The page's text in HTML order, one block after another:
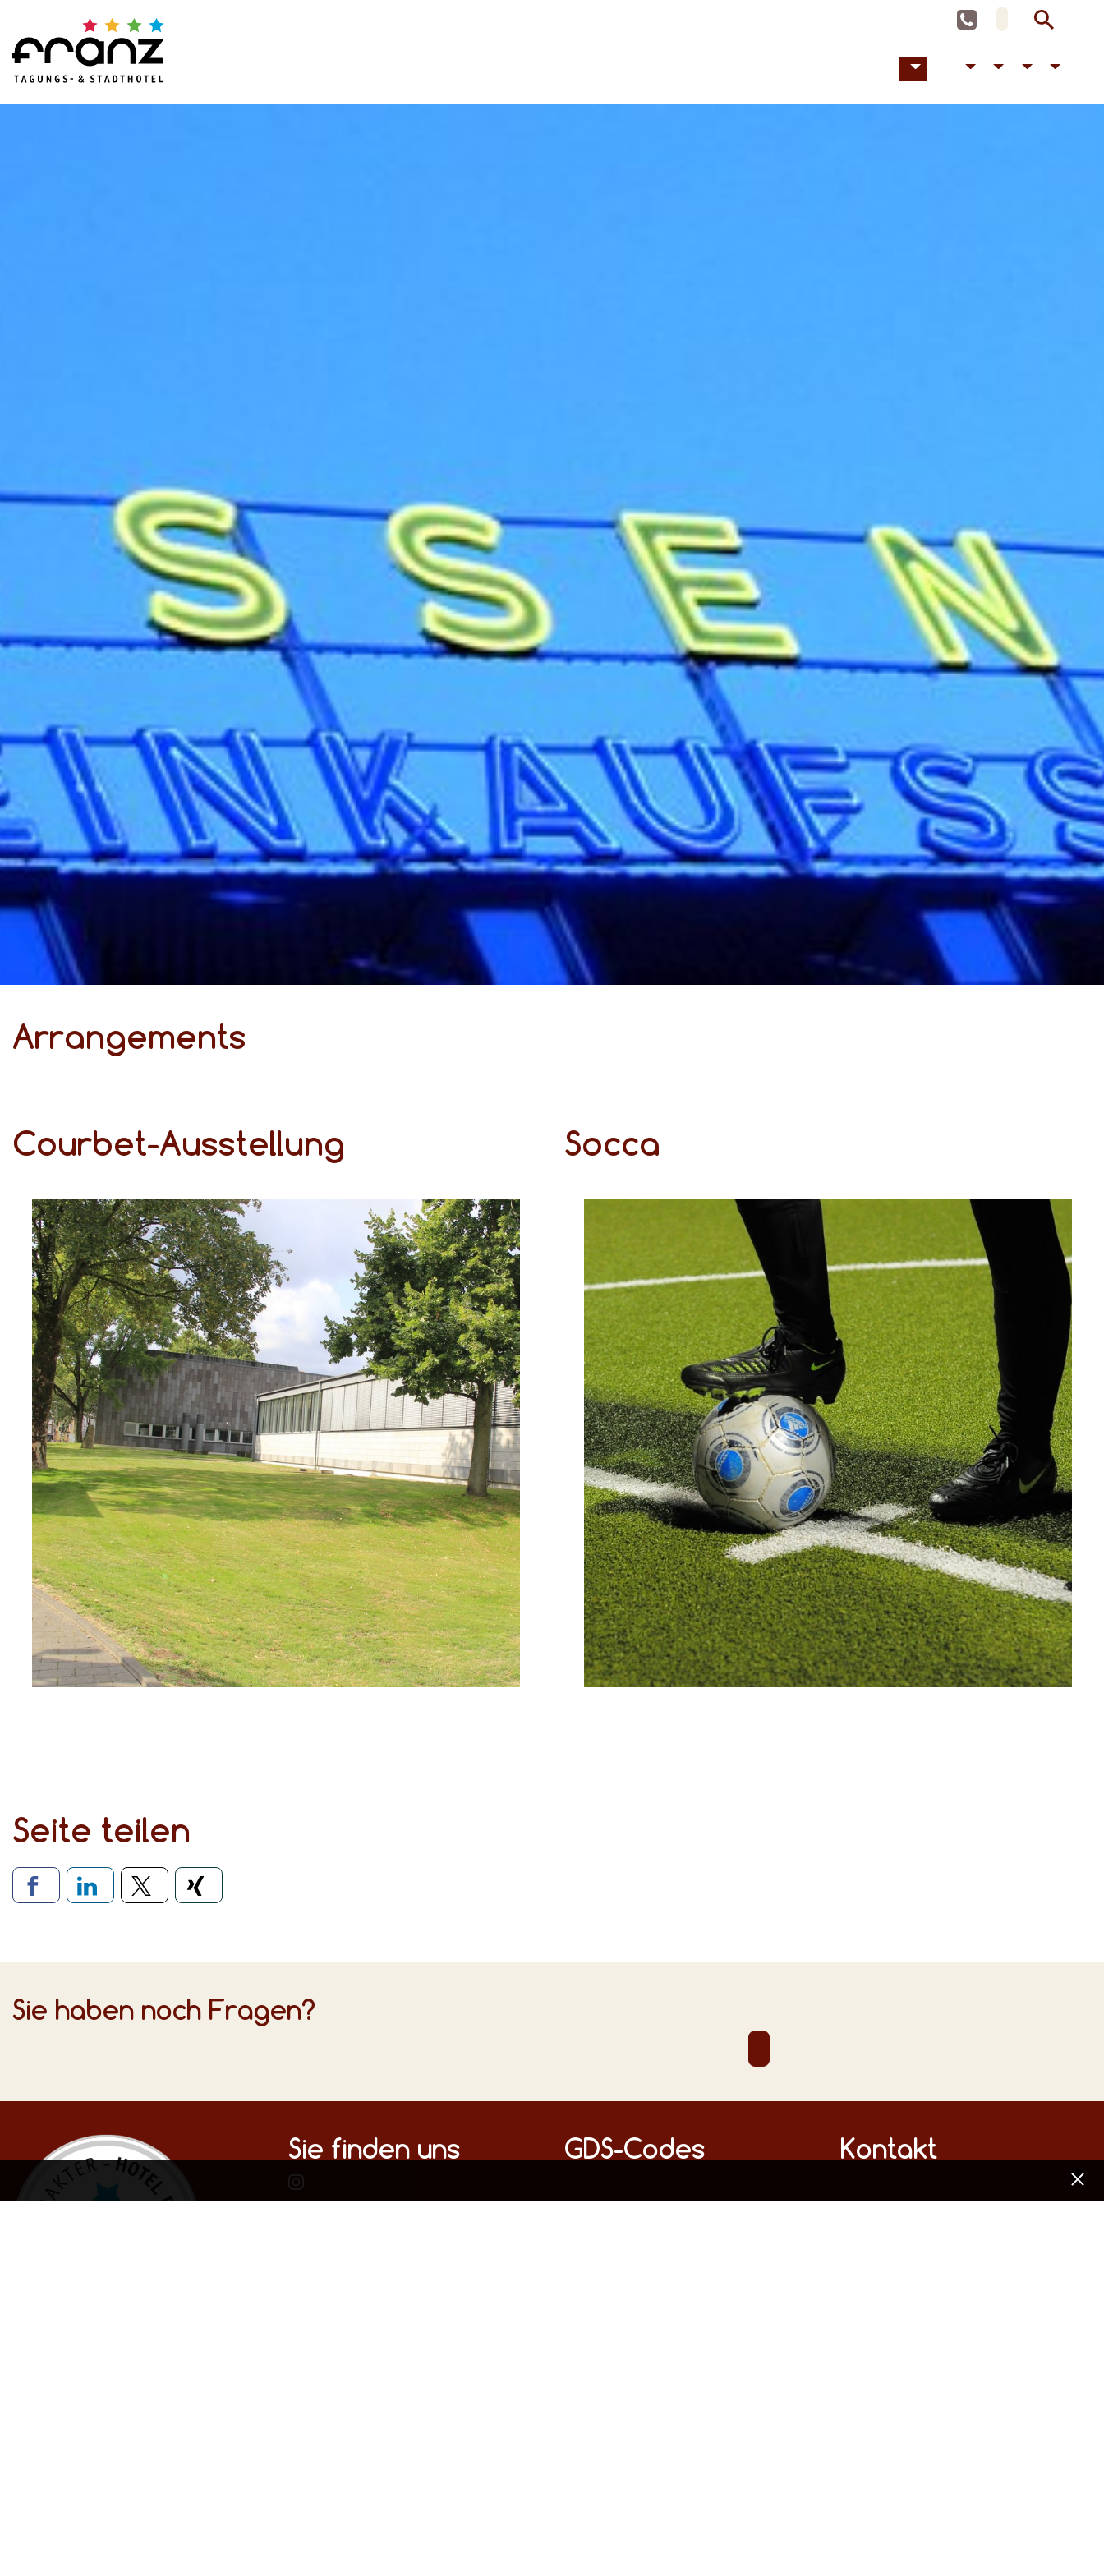
Ar­ran­ge­ments
Courbet-Ausstellung Socca
Seite teilen
Verlinkung zu sozialen Medien
Sie haben noch Fragen?
Sie finden uns GDS-Codes Kontakt
[x]